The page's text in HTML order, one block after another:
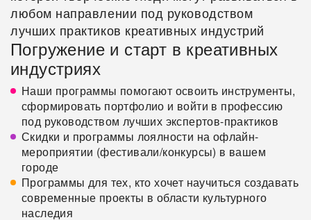
любом направлении под руководством
лучших практиков креативных индустрий
Погружение и старт в креативных
индустриях
Наши программы помогают освоить инструменты,
сформировать портфолио и войти в профессию
под руководством лучших экспертов-практиков
Скидки и программы лоялности на офлайн-
мероприятии (фестивали/конкурсы) в вашем
городе
Программы для тех, кто хочет научиться создавать
современные проекты в области культурного
наследия